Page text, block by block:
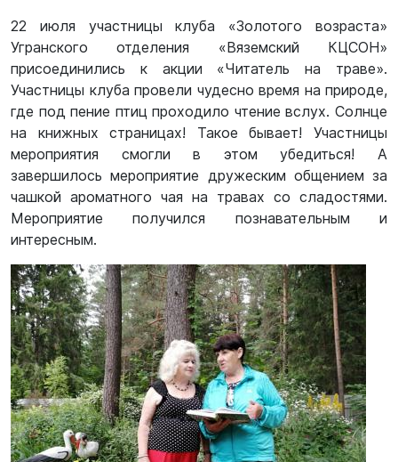
22 июля участницы клуба «Золотого возраста»
Угранского отделения «Вяземский КЦСОН»
присоединились к акции «Читатель на траве».
Участницы клуба провели чудесно время на природе,
где под пение птиц проходило чтение вслух. Солнце
на книжных страницах! Такое бывает! Участницы
мероприятия смогли в этом убедиться! А
завершилось мероприятие дружеским общением за
чашкой ароматного чая на травах со сладостями.
Мероприятие получился познавательным и
интересным.